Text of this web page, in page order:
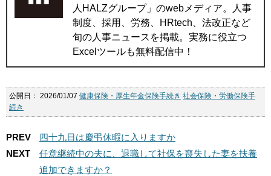
人HALZグループ」のwebメディア。人事
制度、採用、労務、HRtech、法改正など
旬の人事ニュースを掲載。実務に役立つ
Excelツールも無料配信中！
公開日： 2026/01/07 健康保険・厚生年金保険手続き 社会保険・労働保険手
続き
PREV
四十九日は慶弔休暇に入りますか
NEXT
任意継続中の夫に、退職して社保を喪失した妻を扶養
追加できますか？